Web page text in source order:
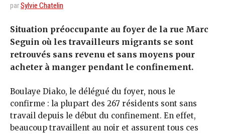
parSylvie Chatelin
Situation préoccupante au foyer de la rue Marc
Seguin où les travailleurs migrants se sont
retrouvés sans revenu et sans moyens pour
acheter à manger pendant le confinement.
Boulaye Diako, le délégué du foyer, nous le
confirme : la plupart des 267 résidents sont sans
travail depuis le début du confinement. En effet,
beaucoup travaillent au noir et assurent tous ces